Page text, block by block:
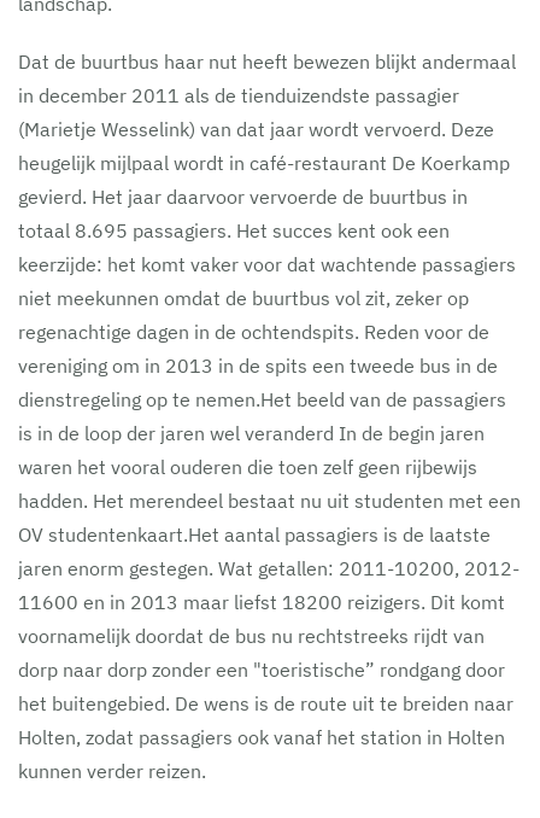
Dat de buurtbus haar nut heeft bewezen blijkt andermaal
in december 2011 als de tienduizendste passagier
(Marietje Wesselink) van dat jaar wordt vervoerd. Deze
heugelijk mijlpaal wordt in café-restaurant De Koerkamp
gevierd. Het jaar daarvoor vervoerde de buurtbus in
totaal 8.695 passagiers. Het succes kent ook een
keerzijde: het komt vaker voor dat wachtende passagiers
niet meekunnen omdat de buurtbus vol zit, zeker op
regenachtige dagen in de ochtendspits. Reden voor de
vereniging om in 2013 in de spits een tweede bus in de
dienstregeling op te nemen.Het beeld van de passagiers
is in de loop der jaren wel veranderd In de begin jaren
waren het vooral ouderen die toen zelf geen rijbewijs
hadden. Het merendeel bestaat nu uit studenten met een
OV studentenkaart.Het aantal passagiers is de laatste
jaren enorm gestegen. Wat getallen: 2011-10200, 2012-
11600 en in 2013 maar liefst 18200 reizigers. Dit komt
voornamelijk doordat de bus nu rechtstreeks rijdt van
dorp naar dorp zonder een "toeristische” rondgang door
het buitengebied. De wens is de route uit te breiden naar
Holten, zodat passagiers ook vanaf het station in Holten
kunnen verder reizen.